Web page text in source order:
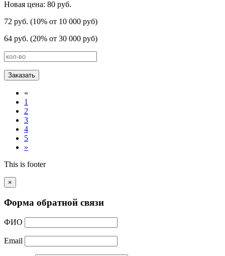
Новая цена: 80 руб.
72 руб. (10% от 10 000 руб)
64 руб. (20% от 30 000 руб)
Заказать
«
1
2
3
4
5
»
This is footer
×
Форма обратной связи
ФИО
Email